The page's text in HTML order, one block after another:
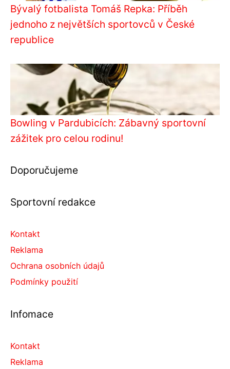
Bývalý fotbalista Tomáš Repka: Příběh
jednoho z největších sportovců v České
republice
Bowling v Pardubicích: Zábavný sportovní
zážitek pro celou rodinu!
Doporučujeme
Sportovní redakce
Kontakt
Reklama
Ochrana osobních údajů
Podmínky použití
Infomace
Kontakt
Reklama